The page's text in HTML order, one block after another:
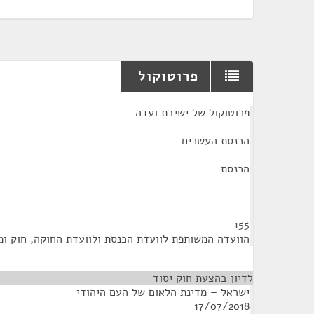
פרוטוקול
פרוטוקול של ישיבת ועדה
הכנסת העשרים
הכנסת
155
הוועדה המשותפת לוועדת הכנסת ולוועדת החוקה, חוק
לדיון בהצעת חוק יסוד
ישראל – מדינת הלאום של העם היהודי
17/07/2018